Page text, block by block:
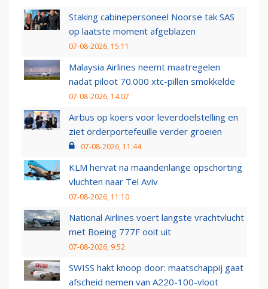
Staking cabinepersoneel Noorse tak SAS
op laatste moment afgeblazen
07-08-2026, 15:11
Malaysia Airlines neemt maatregelen
nadat piloot 70.000 xtc-pillen smokkelde
07-08-2026, 14:07
Airbus op koers voor leverdoelstelling en
ziet orderportefeuille verder groeien
07-08-2026, 11:44
KLM hervat na maandenlange opschorting
vluchten naar Tel Aviv
07-08-2026, 11:10
National Airlines voert langste vrachtvlucht
met Boeing 777F ooit uit
07-08-2026, 9:52
SWISS hakt knoop door: maatschappij gaat
afscheid nemen van A220-100-vloot